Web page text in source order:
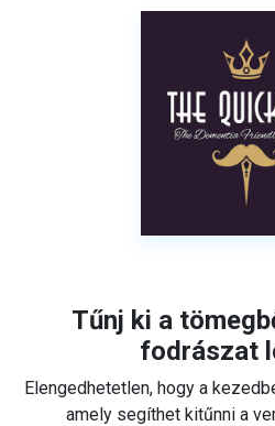
Tűnj ki a
fodrászat
Elengedhetetlen, hogy a
amely segíthet kitűnni a